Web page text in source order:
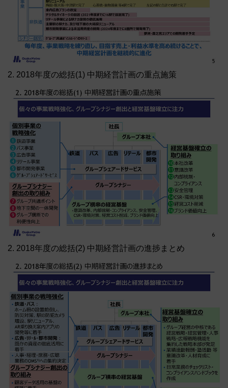
2. 2018年度の総括(1) 中期経営計画の重点施策
2. 2018年度の総括(2) 中期経営計画の進捗まとめ